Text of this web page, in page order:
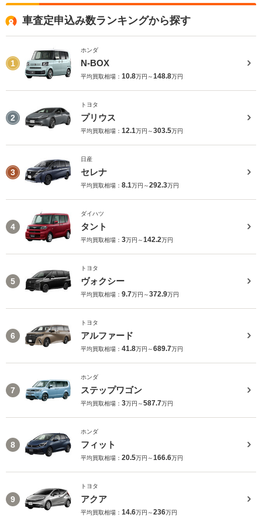
車査定申込み数ランキングから探す
1
ホンダ
N-BOX
平均買取相場： 10.8万円～148.8万円
2
トヨタ
プリウス
平均買取相場： 12.1万円～303.5万円
3
日産
セレナ
平均買取相場： 8.1万円～292.3万円
4
ダイハツ
タント
平均買取相場： 3万円～142.2万円
5
トヨタ
ヴォクシー
平均買取相場： 9.7万円～372.9万円
6
トヨタ
アルファード
平均買取相場： 41.8万円～689.7万円
7
ホンダ
ステップワゴン
平均買取相場： 3万円～587.7万円
8
ホンダ
フィット
平均買取相場： 20.5万円～166.6万円
9
トヨタ
アクア
平均買取相場： 14.6万円～236万円